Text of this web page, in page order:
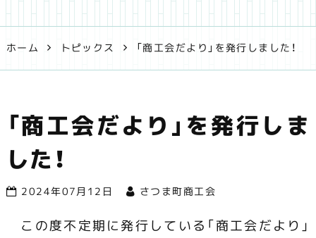
さつま町の
事業者支援
を応援しま
ホーム トピックス 「商工会だより」を発行しました！
「商工会だより」を発行しま
した！
2024年07月12日 さつま町商工会
この度不定期に発行している「商工会だより」